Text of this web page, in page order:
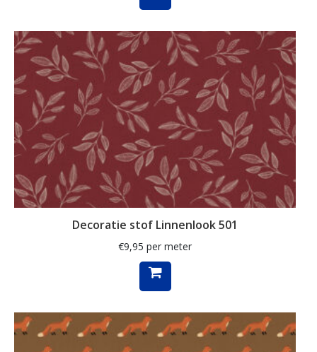
koeien
koffie
konijn
kraanvogel
krant
kruiden
kunst
luipaard
lurex
Decoratie stof Linnenlook 501
€9,95 per meter